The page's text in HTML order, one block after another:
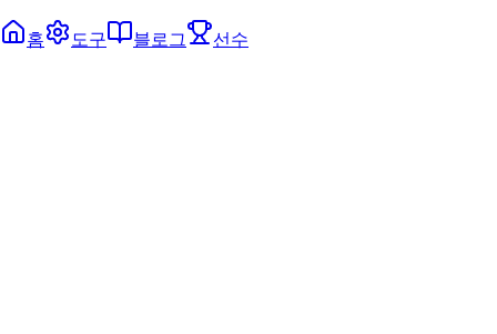
홈 도구 블로그 선수